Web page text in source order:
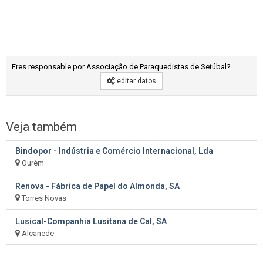
Eres responsable por Associação de Paraquedistas de Setúbal?
editar datos
Veja também
Bindopor - Indústria e Comércio Internacional, Lda
Ourém
Renova - Fábrica de Papel do Almonda, SA
Torres Novas
Lusical-Companhia Lusitana de Cal, SA
Alcanede